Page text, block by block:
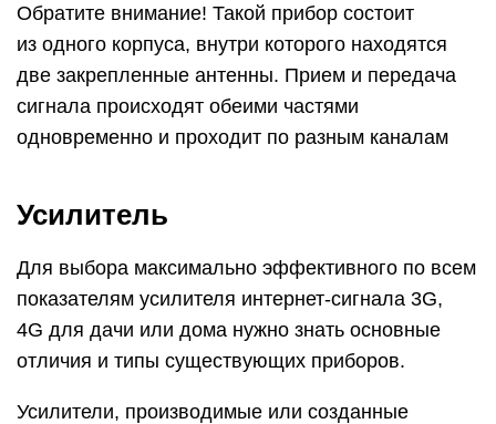
Обратите внимание! Такой прибор состоит
из одного корпуса, внутри которого находятся
две закрепленные антенны. Прием и передача
сигнала происходят обеими частями
одновременно и проходит по разным каналам
Усилитель
Для выбора максимально эффективного по всем
показателям усилителя интернет-сигнала 3G,
4G для дачи или дома нужно знать основные
отличия и типы существующих приборов.
Усилители, производимые или созданные